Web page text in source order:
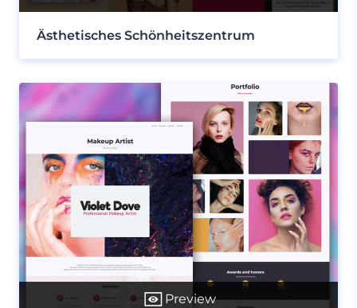
Ästhetisches Schönheitszentrum
Preview